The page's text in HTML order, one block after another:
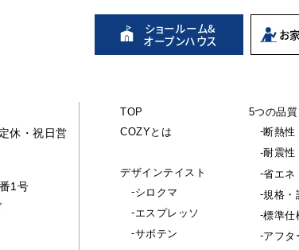
ショールーム&
オープンハウス
お
休・祝日営
1号
TOP
COZYとは
デザインテイスト
シロクマ
エスプレッソ
サボテン
5つの品質
断熱性
耐震性
省エネ
規格・
標準仕
アフタ